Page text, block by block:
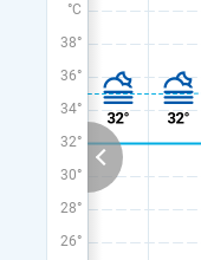
°C
38°
36°
34°
32°
30°
28°
26°